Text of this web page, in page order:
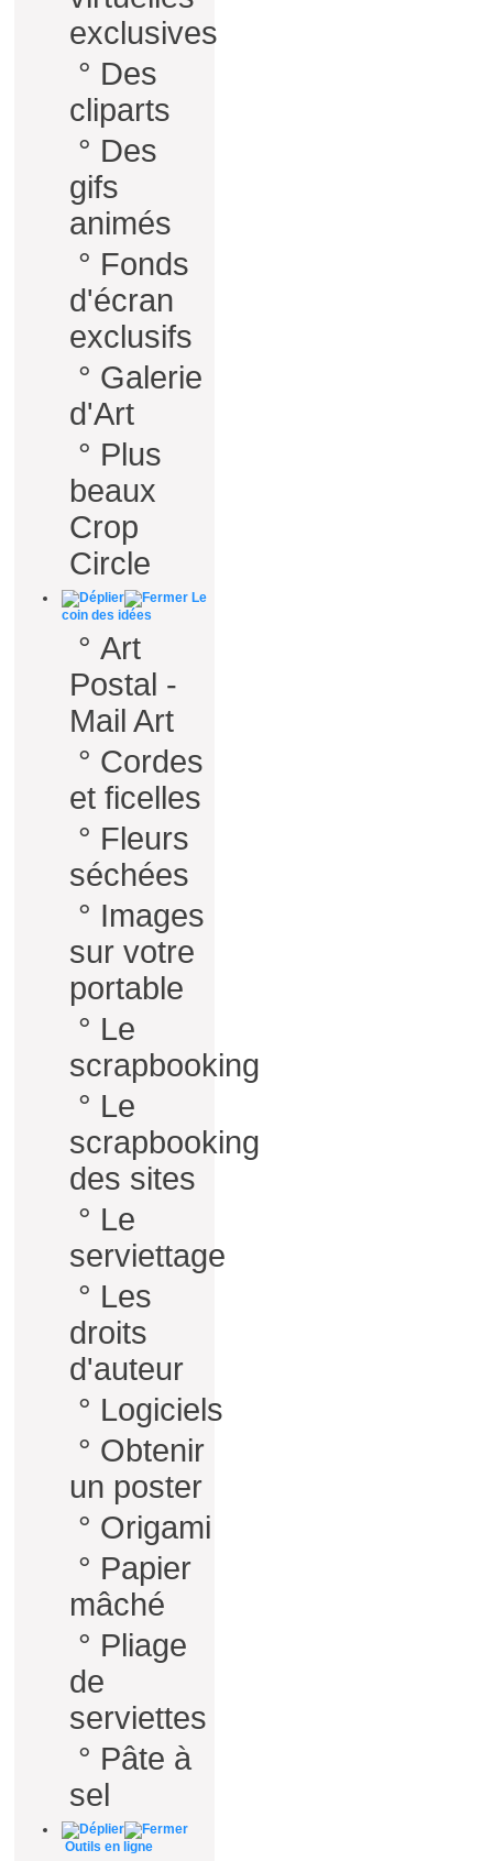
exclusives
° Des
cliparts
° Des
gifs
animés
° Fonds
d'écran
exclusifs
° Galerie
d'Art
° Plus
beaux
Crop
Circle
Le
coin des idées
° Art
Postal -
Mail Art
° Cordes
et ficelles
° Fleurs
séchées
° Images
sur votre
portable
° Le
scrapbooking
° Le
scrapbooking
des sites
° Le
serviettage
° Les
droits
d'auteur
° Logiciels
° Obtenir
un poster
° Origami
° Papier
mâché
° Pliage
de
serviettes
° Pâte à
sel
Outils en ligne